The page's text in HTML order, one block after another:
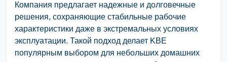
Компания предлагает надежные и долговечные
решения, сохраняющие стабильные рабочие
характеристики даже в экстремальных условиях
эксплуатации. Такой подход делает KBE
популярным выбором для небольших домашних